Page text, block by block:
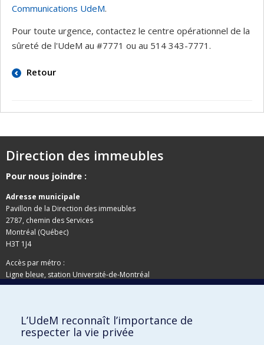
Communications UdeM.
Pour toute urgence, contactez le centre opérationnel de la
sûreté de l'UdeM au #7771 ou au 514 343-7771.
Retour
Direction des immeubles
Pour nous joindre :
Adresse municipale
Pavillon de la Direction des immeubles
2787, chemin des Services
Montréal (Québec)
H3T 1J4
Accès par métro :
Ligne bleue, station Université-de-Montréal
Pavillon de la Direction des immeubles
C.P. 6128, succursale Centre-ville
L’UdeM reconnaît l’importance de
respecter la vie privée